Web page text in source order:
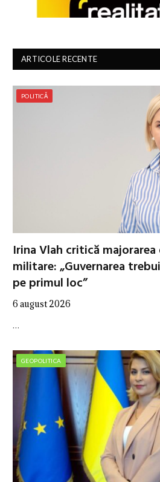
ARTICOLE RECENTE
POLITICĂ
Irina Vlah critică
militare: „Guvernarea
pe primul loc”
6 august 2026
…
GEOPOLITICA